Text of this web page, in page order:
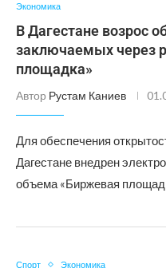
Экономика
В Дагестане возрос
заключаемых через
площадка»
Автор Рустам Каниев
Для обеспечения
Дагестане внедрен
объема «Биржевая
Спорт Экономика